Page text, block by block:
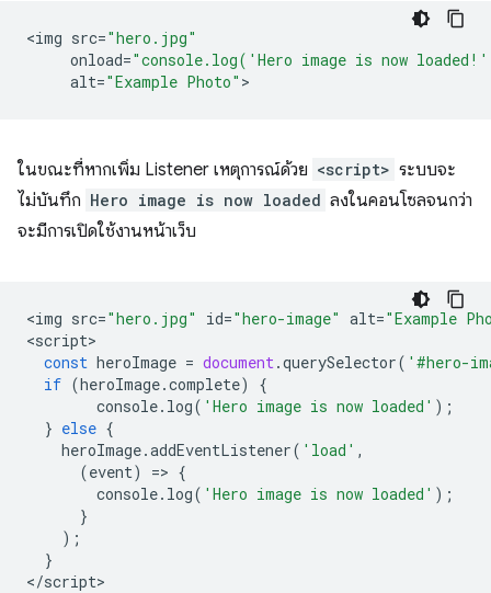
<img src="hero.jpg"
onload="console.log('Hero image is now
alt="Example Photo"
ในขณะที่หากเพิ่ม Listener เหตุการณ์ด้วย <script> ระบบจะ
ไม่บันทึก Hero image is now loaded ลงในคอนโซลจนกว่า
จะมีการเปิดใช้งานหน้าเว็บ
<img src="hero.jpg" id="hero-image" alt="Example
<script
const heroImage = document.querySelector( '#hero-
if (heroImage.complete)
{
console. log( 'Hero image is now loaded' );
} else {
heroImage.addEventListener( 'load' ,
(event) => {
console. log( 'Hero image is now loaded' );
}
);
}
</script